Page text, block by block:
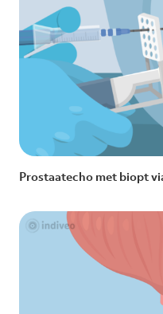
Prostaatecho met biopt